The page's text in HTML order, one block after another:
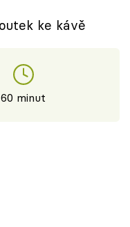
ke kávě
60 minut